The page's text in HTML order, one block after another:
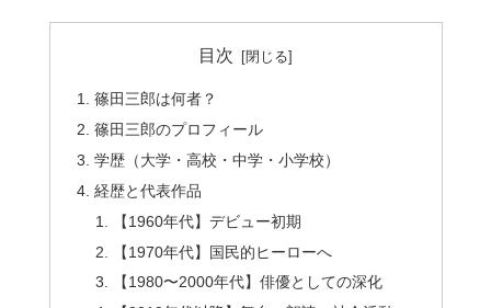
目次
篠田三郎は何者？
篠田三郎のプロフィール
学歴（大学・高校・中学・小学校）
経歴と代表作品
【1960年代】デビュー初期
【1970年代】国民的ヒーローへ
【1980〜2000年代】俳優としての深化